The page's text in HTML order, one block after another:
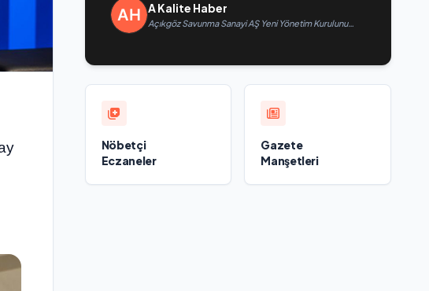
A Kalite Haber
Açıkgöz Savunma Sanayi AŞ Yeni Yönetim Kurulunu
Nöbetçi
Eczaneler
Gazete
Manşetleri